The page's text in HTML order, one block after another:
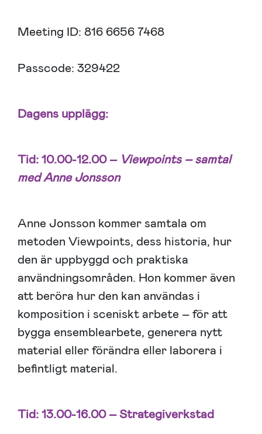
Meeting ID: 816 6656 7468
Passcode: 329422
Dagens upplägg:
Tid: 10.00-12.00 – Viewpoints – samtal
med Anne Jonsson
Anne Jonsson kommer samtala om
metoden Viewpoints, dess historia, hur
den är uppbyggd och praktiska
användningsområden. Hon kommer även
att beröra hur den kan användas i
komposition i sceniskt arbete – för att
bygga ensemblearbete, generera nytt
material eller förändra eller laborera i
befintligt material.
Tid: 13.00-16.00 –Strategiverkstad